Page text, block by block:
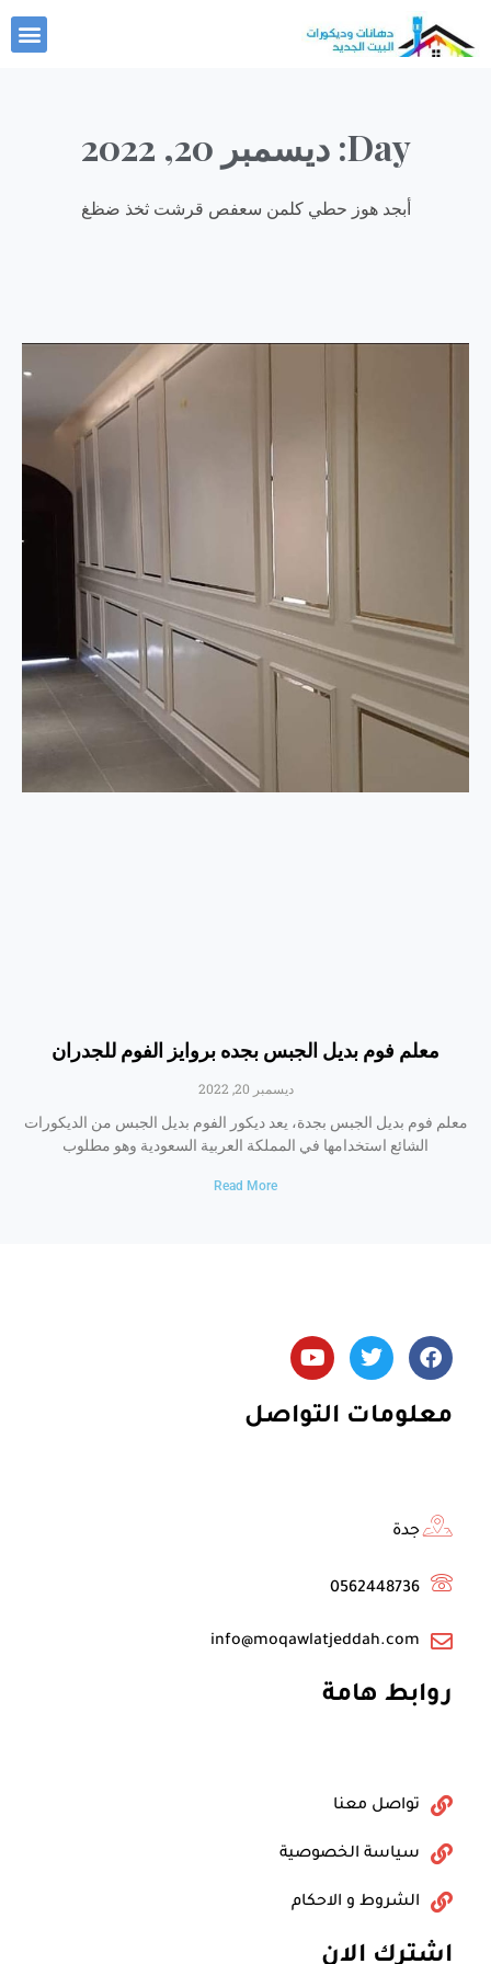
إلى
Day: ديسمبر 20, 2022
أبجد هوز حطي كلمن سعفص قرشت ثخذ ضظغ
معلم فوم بديل الجبس بجده بروايز الفوم للجدران
ديسمبر 20, 2022
معلم فوم بديل الجبس بجدة، يعد ديكور الفوم بديل الجبس من الديكورات
الشائع استخدامها في المملكة العربية السعودية وهو مطلوب
Read More
F
a
c
e
T
w
i
t
Y
o
u
t
u
معلومات التواصل
جدة
0562448736
info@moqawlatjeddah.com
روابط هامة
تواصل معنا
سياسة الخصوصية
الشروط و الاحكام
اشترك الان